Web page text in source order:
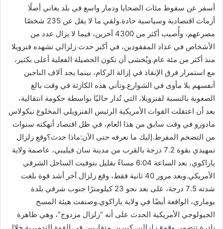
أسفر عن سقوط مئات الضحايا ودمار واسع في بلد يعاني أصلًا
أزمات اقتصادية وسياسية حادة.ولقي ما لا يقل عن 235 شخصًا
مصرعهم، وأُصيب أكثر من 4300 آخرين، فيما لا يزال عدد من
الأشخاص في عداد المفقودين، في أكبر حدث زلزالي تشهده فنزويلا
منذ أكثر من مئة عام.ويُخشى أن تكون الحصيلة الفعلية أعلى بكثير،
مع استمرار فرق الإنقاذ في إزالة الركام، بينما يجد آلاف الناجين
أنفسهم بلا مأوى في الشوارع.وتأتي هذه الكارثة في وقت بالغ
الصعوبة بالنسبة لفنزويلا، التي تُدار حاليًا بواسطة حكومة انتقالية،
بعد أن اعتقلت القوات الأمريكية الرئيس الفنزويلي المخلوع نيكولاس
مادورو في وقت سابق من هذا العام، في ظل اقتصاد أنهكته سنوات
من التضخم المفرط.إليك ما نعرفه حتى الآن:ماذا حدث؟وقع زلزال
تمهيدي بقوة 7.2 درجة بالقرب من مدينة سان فيليبي، عاصمة ولاية
ياراكوي، بعد الساعة 6:04 مساءً بقليل بتوقيت الساحل الشرقي
الأمريكي.وبعد مرور 40 ثانية فقط، وقع زلزال آخر أشد قوة بلغت
شدته 7.5 درجة، على بعد نحو 23 كيلومترًا جنوب شرقي بلدة
يوماري، الواقعة أيضًا في ولاية ياراكوي.وصنفت هيئة المسح
الجيولوجي الأمريكية الحدث على أنه “زلزال مزدوج”، وهي ظاهرة